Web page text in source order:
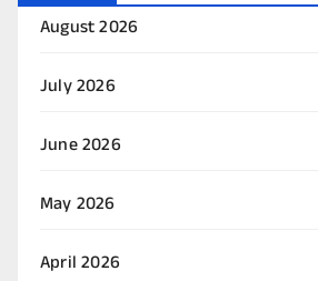
August 2026
July 2026
June 2026
May 2026
April 2026